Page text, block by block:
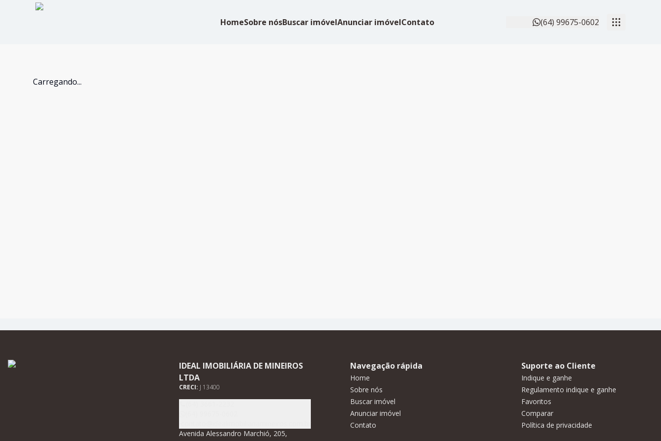
HomeSobre nósBuscar imóvelAnunciar imóvelContato (64) 99675-0602
Carregando...
IDEAL IMOBILIÁRIA DE MINEIROS
LTDA
CRECI: J 13400
Avenida Alessandro Marchió, 205,
Navegação rápida
Home
Sobre nós
Buscar imóvel
Anunciar imóvel
Contato
Suporte ao Cliente
Indique e ganhe
Regulamento indique e ganhe
Favoritos
Comparar
Política de privacidade